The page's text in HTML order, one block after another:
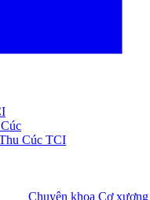
Cúc TCI
Chuyên khoa Cơ